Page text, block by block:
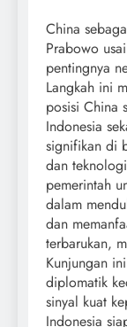
China
Prabowo
pentingnya
Langkah ini
posisi China
Indonesia
signifikan di
dan
pemerintah
dalam
dan
terbarukan,
Kunjungan
diplomatik
sinyal kuat
Indonesia